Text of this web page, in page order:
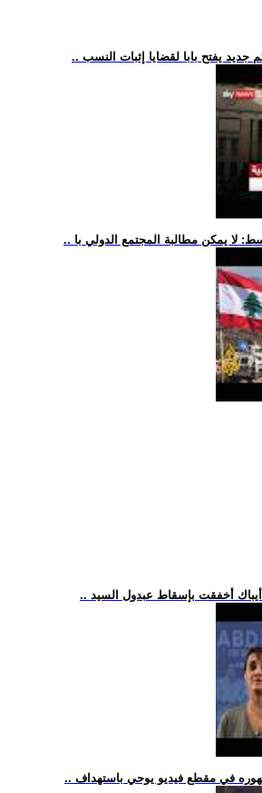
يفتح بابا لقضايا إثبات النسب
لا يمكن مطالبة المجتمع الدولي با
أخفقت بإسقاط عبدول السيد
ظهوره في مقطع فيديو يوحي باستهداف